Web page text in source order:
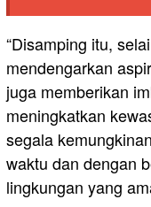
“Disamping itu,
mendengarkan
juga memberikan
meningkatkan
segala
waktu dan dengan
lingkungan yang